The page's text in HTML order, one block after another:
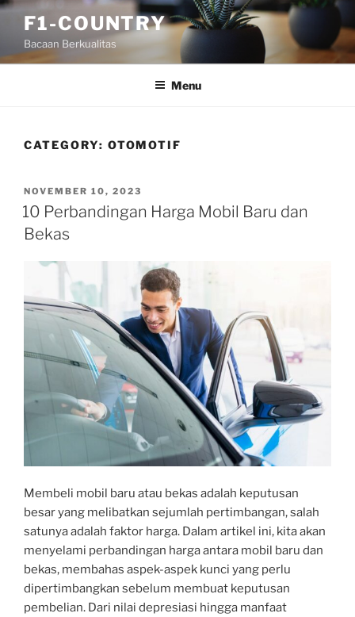
Skip
content
F1-COUNTRY
Bacaan Berkualitas
Menu
CATEGORY: OTOMOTIF
POSTED
ON
NOVEMBER 10, 2023
10 Perbandingan Harga Mobil Baru dan
Bekas
Membeli mobil baru atau bekas adalah keputusan
besar yang melibatkan sejumlah pertimbangan, salah
satunya adalah faktor harga. Dalam artikel ini, kita akan
menyelami perbandingan harga antara mobil baru dan
bekas, membahas aspek-aspek kunci yang perlu
dipertimbangkan sebelum membuat keputusan
pembelian. Dari nilai depresiasi hingga manfaat